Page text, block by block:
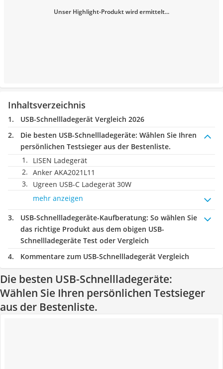
Unser Highlight-Produkt wird ermittelt...
Inhaltsverzeichnis
USB-Schnellladegerät Vergleich 2026
Die besten USB-Schnellladegeräte: Wählen Sie Ihren
persönlichen Testsieger aus der Bestenliste.
LISEN Ladegerät
Anker AKA2021L11
Ugreen USB-C Ladegerät 30W
mehr anzeigen
USB-Schnellladegeräte-Kaufberatung: So wählen Sie
das richtige Produkt aus dem obigen USB-
Schnellladegeräte Test oder Vergleich
Kommentare zum USB-Schnellladegerät Vergleich
Die besten USB-Schnellladegeräte:
Wählen Sie Ihren persönlichen Testsieger
aus der Bestenliste.